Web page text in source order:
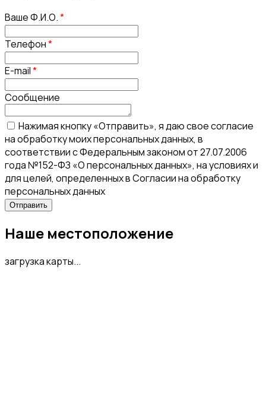
Ваше Ф.И.О.*
Телефон*
E-mail*
Сообщение
Нажимая кнопку «Отправить», я даю свое согласие
на обработку моих персональных данных, в
соответствии с Федеральным законом от 27.07.2006
года №152-ФЗ «О персональных данных», на условиях и
для целей, определенных в Согласии на обработку
персональных данных
Наше местоположение
загрузка карты...